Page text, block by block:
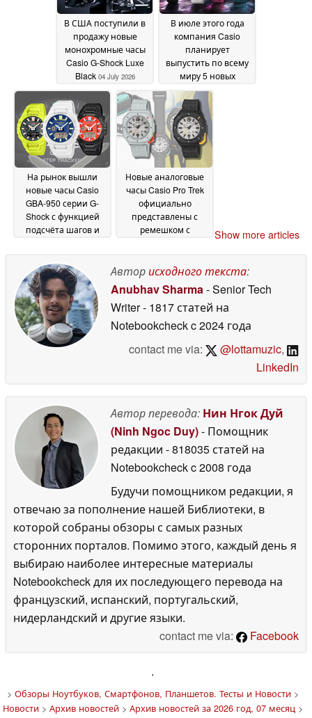
В США поступили в
продажу новые
монохромные часы
Casio G-Shock Luxe
Black 04 July 2026
В июле этого года
компания Casio
планирует
выпустить по всему
миру 5 новых
моделей часов G-
Shock и 2 модели
Baby-G03 July 2026
На рынок вышли
новые часы Casio
GBA-950 серии G-
Shock с функцией
подсчёта шагов и
July 2026
Новые аналоговые
часы Casio Pro Trek
официально
представлены с
ремешком с
открыт02 July 2026
Show more articles
Авторисходного текста:
Anubhav Sharma- Senior Tech
Writer- 1817 статей на
Notebookcheckc 2024 года
contact me via:
@lottamuzic,
LinkedIn
Автор перевода: Нин Нгок Дуй
(Ninh Ngoc Duy)- Помощник
редакции - 818035 статей на
Notebookcheckc 2008 года
Будучи помощником редакции, я
отвечаю за пополнение нашей Библиотеки, в
которой собраны обзоры с самых разных
сторонних порталов. Помимо этого, каждый день я
выбираю наиболее интересные материалы
Notebookcheck для их последующего перевода на
французский, испанский, португальский,
нидерландский и другие языки.
contact me via:
Facebook
'
> Обзоры Ноутбуков, Смартфонов, Планшетов. Тесты и Новости>
Новости> Архив новостей> Архив новостей за 2026 год, 07 месяц>